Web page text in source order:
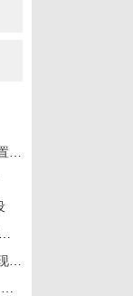
山东省开展机动指挥部跨区域协同拉练 提升应急处置综合保障能力
山东在全国率先实现省外户籍民众无犯罪记录证明“零门槛”全程网办
山东启动高等学校校园电影放映项目 力争三年内实现150所高校全覆盖
（乡村行·看振兴）山东以特色本土文化塑文明乡风 擦亮乡村幸福底色